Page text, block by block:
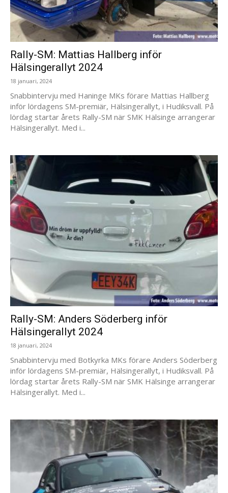
Rally-SM: Mattias Hallberg inför
Hälsingerallyt 2024
18 januari, 2024
Snabbintervju med Haninge MKs förare Mattias Hallberg
inför lördagens SM-premiär, Hälsingerallyt, i Hudiksvall. På
lördag startar årets Rally-SM när SMK Hälsinge arrangerar
Hälsingerallyt. Med i...
Rally-SM: Anders Söderberg inför
Hälsingerallyt 2024
18 januari, 2024
Snabbintervju med Botkyrka MKs förare Anders Söderberg
inför lördagens SM-premiär, Hälsingerallyt, i Hudiksvall. På
lördag startar årets Rally-SM när SMK Hälsinge arrangerar
Hälsingerallyt. Med i...